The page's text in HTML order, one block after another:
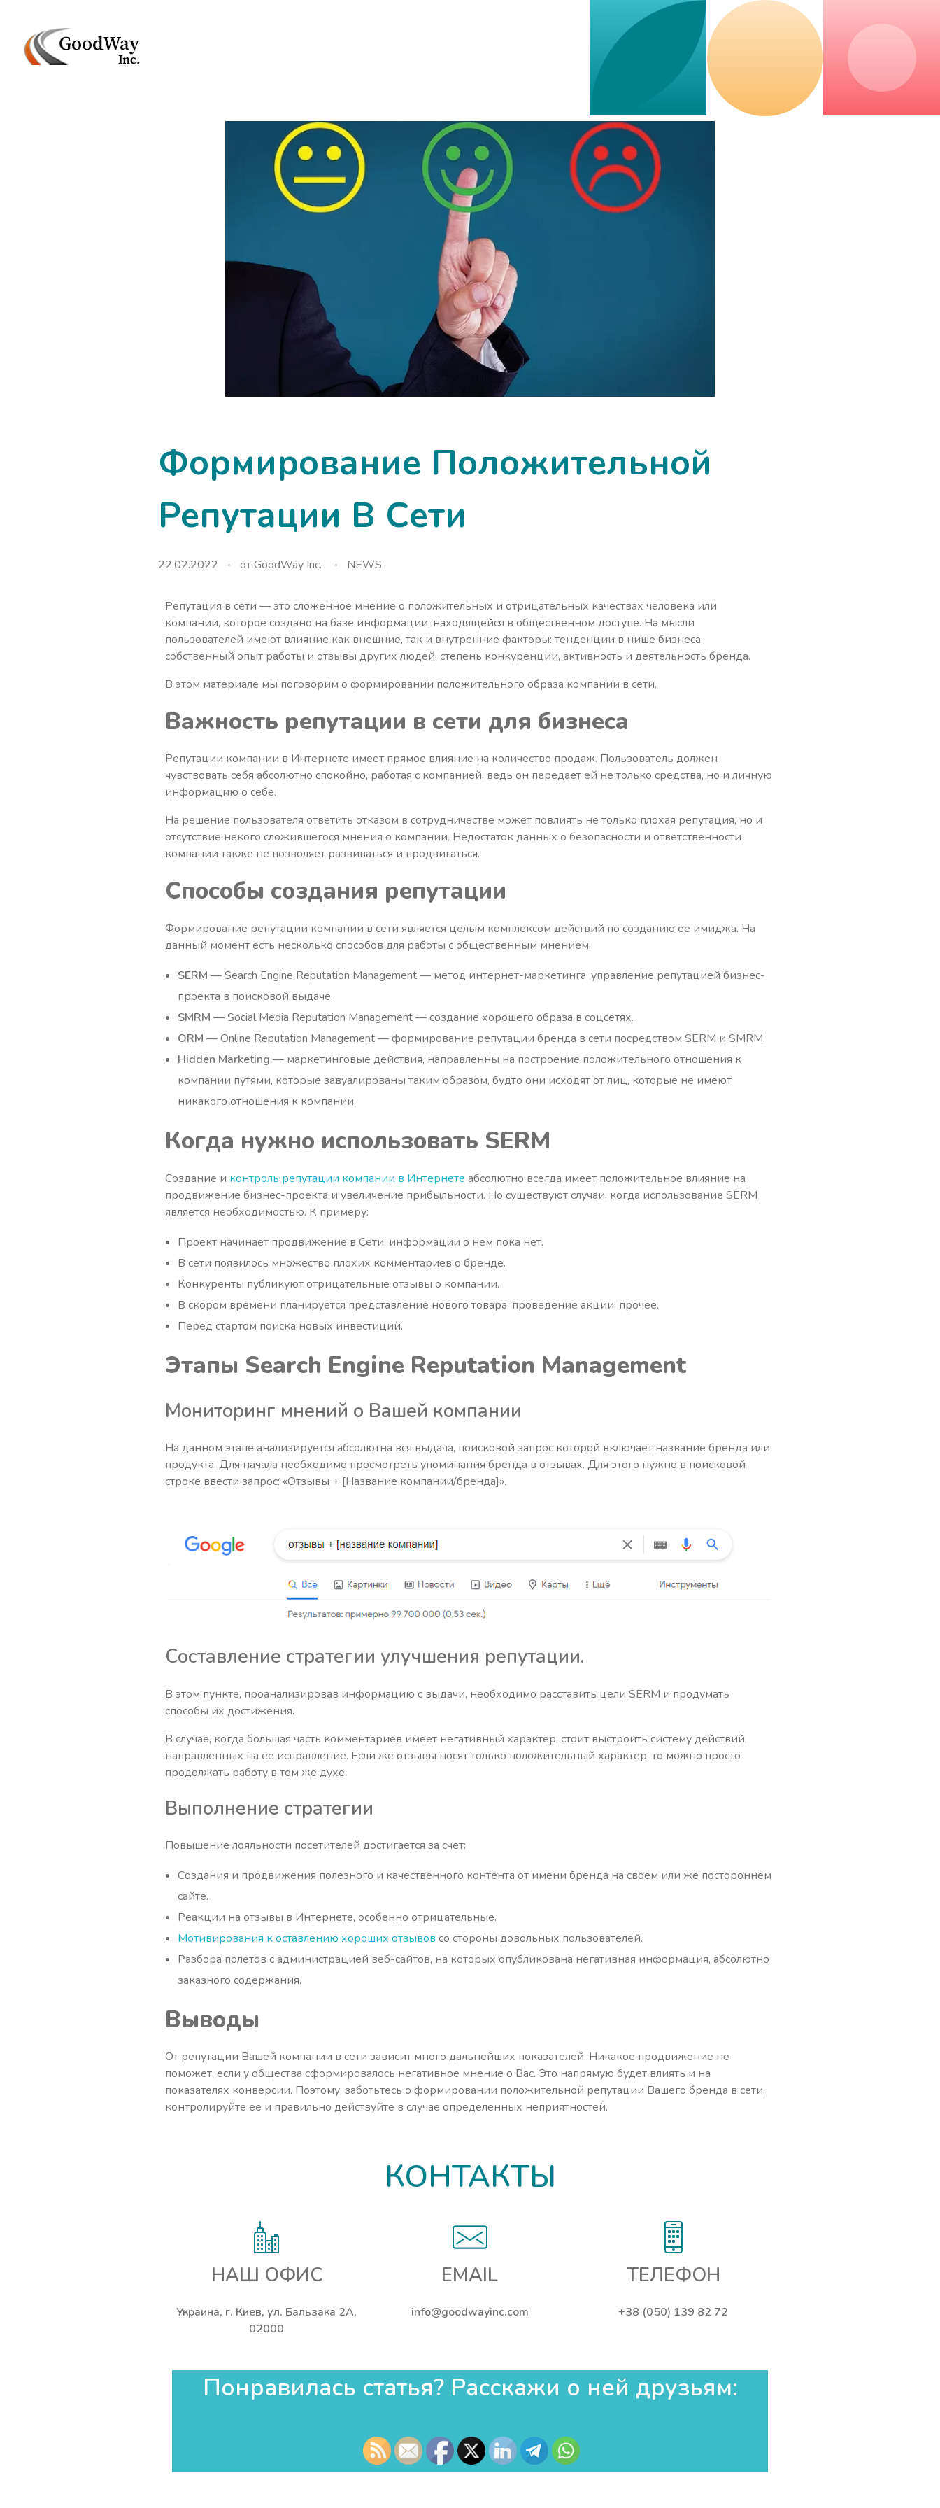
Формирование Положительной
Репутации В Сети
22.02.2022 отGoodWay Inc. NEWS
Репутация в сети — это сложенное мнение о положительных и отрицательных качествах человека или
компании, которое создано на базе информации, находящейся в общественном доступе. На мысли
пользователей имеют влияние как внешние, так и внутренние факторы: тенденции в нише бизнеса,
собственный опыт работы и отзывы других людей, степень конкуренции, активность и деятельность бренда.
В этом материале мы поговорим о формировании положительного образа компании в сети.
Важность репутации в сети для бизнеса
Репутации компании в Интернете имеет прямое влияние на количество продаж. Пользователь должен
чувствовать себя абсолютно спокойно, работая с компанией, ведь он передает ей не только средства, но и личную
информацию о себе.
На решение пользователя ответить отказом в сотрудничестве может повлиять не только плохая репутация, но и
отсутствие некого сложившегося мнения о компании. Недостаток данных о безопасности и ответственности
компании также не позволяет развиваться и продвигаться.
Способы создания репутации
Формирование репутации компании в сети является целым комплексом действий по созданию ее имиджа. На
данный момент есть несколько способов для работы с общественным мнением.
SERM — Search Engine Reputation Management — метод интернет-маркетинга, управление репутацией бизнес-
проекта в поисковой выдаче.
SMRM — Social Media Reputation Management — создание хорошего образа в соцсетях.
ORM — Online Reputation Management — формирование репутации бренда в сети посредством SERM и SMRM.
Hidden Marketing — маркетинговые действия, направленны на построение положительного отношения к
компании путями, которые завуалированы таким образом, будто они исходят от лиц, которые не имеют
никакого отношения к компании.
Когда нужно использовать SERM
Создание и контроль репутации компании в Интернете абсолютно всегда имеет положительное влияние на
продвижение бизнес-проекта и увеличение прибыльности. Но существуют случаи, когда использование SERM
является необходимостью. К примеру:
Проект начинает продвижение в Сети, информации о нем пока нет.
В сети появилось множество плохих комментариев о бренде.
Конкуренты публикуют отрицательные отзывы о компании.
В скором времени планируется представление нового товара, проведение акции, прочее.
Перед стартом поиска новых инвестиций.
Этапы Search Engine Reputation Management
Мониторинг мнений о Вашей компании
На данном этапе анализируется абсолютна вся выдача, поисковой запрос которой включает название бренда или
продукта. Для начала необходимо просмотреть упоминания бренда в отзывах. Для этого нужно в поисковой
строке ввести запрос: «Отзывы + [Название компании/бренда]».
Составление стратегии улучшения репутации.
В этом пункте, проанализировав информацию с выдачи, необходимо расставить цели SERM и продумать
способы их достижения.
В случае, когда большая часть комментариев имеет негативный характер, стоит выстроить систему действий,
направленных на ее исправление. Если же отзывы носят только положительный характер, то можно просто
продолжать работу в том же духе.
Выполнение стратегии
Повышение лояльности посетителей достигается за счет:
Создания и продвижения полезного и качественного контента от имени бренда на своем или же постороннем
сайте.
Реакции на отзывы в Интернете, особенно отрицательные.
Мотивирования к оставлению хороших отзывов со стороны довольных пользователей.
Разбора полетов с администрацией веб-сайтов, на которых опубликована негативная информация, абсолютно
заказного содержания.
Выводы
От репутации Вашей компании в сети зависит много дальнейших показателей. Никакое продвижение не
поможет, если у общества сформировалось негативное мнение о Вас. Это напрямую будет влиять и на
показателях конверсии. Поэтому, заботьтесь о формировании положительной репутации Вашего бренда в сети,
контролируйте ее и правильно действуйте в случае определенных неприятностей.
КОНТАКТЫ
НАШ ОФИС
Украина, г. Киев, ул. Бальзака 2А,
02000
EMAIL
info@goodwayinc.com
ТЕЛЕФОН
+38 (050) 139 82 72
Понравилась статья? Расскажи о ней друзьям:​